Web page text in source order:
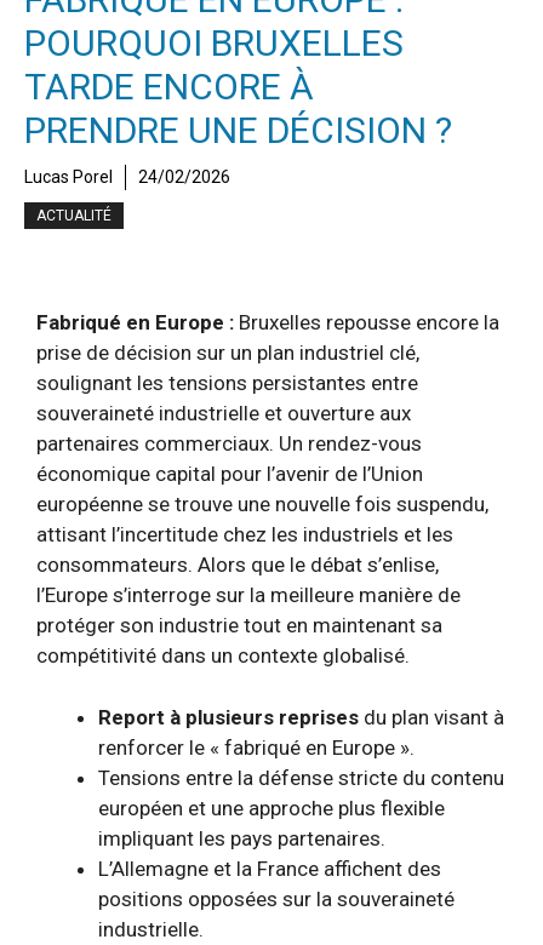
POURQUOI BRUXELLES
TARDE ENCORE À
PRENDRE UNE DÉCISION ?
Lucas Porel 24/02/2026
ACTUALITÉ
Fabriqué en Europe : Bruxelles repousse encore la
prise de décision sur un plan industriel clé,
soulignant les tensions persistantes entre
souveraineté industrielle et ouverture aux
partenaires commerciaux. Un rendez-vous
économique capital pour l’avenir de l’Union
européenne se trouve une nouvelle fois suspendu,
attisant l’incertitude chez les industriels et les
consommateurs. Alors que le débat s’enlise,
l’Europe s’interroge sur la meilleure manière de
protéger son industrie tout en maintenant sa
compétitivité dans un contexte globalisé.
Report à plusieurs reprises du plan visant à
renforcer le « fabriqué en Europe ».
Tensions entre la défense stricte du contenu
européen et une approche plus flexible
impliquant les pays partenaires.
L’Allemagne et la France affichent des
positions opposées sur la souveraineté
industrielle.